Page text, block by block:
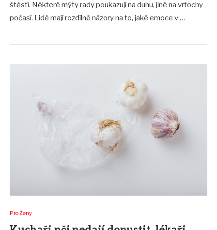
štěstí. Některé mýty rady poukazují na duhu, jiné na vrtochy
počasí. Lidé mají rozdílné názory na to, jaké emoce v …
Pro Ženy